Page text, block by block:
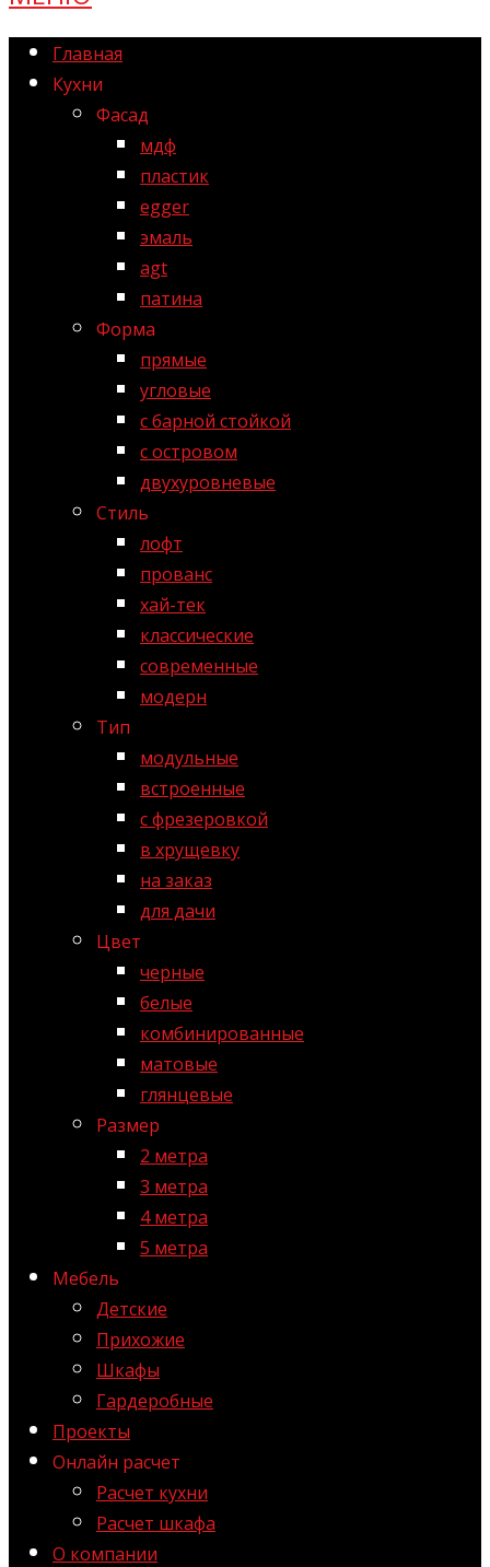
Главная
Кухни
Фасад
мдф
пластик
egger
эмаль
agt
патина
Форма
прямые
угловые
с барной стойкой
с островом
двухуровневые
Стиль
лофт
прованс
хай-тек
классические
современные
модерн
Тип
модульные
встроенные
с фрезеровкой
в хрущевку
на заказ
для дачи
Цвет
черные
белые
комбинированные
матовые
глянцевые
Размер
2 метра
3 метра
4 метра
5 метра
Мебель
Детские
Прихожие
Шкафы
Гардеробные
Проекты
Онлайн расчет
Расчет кухни
Расчет шкафа
О компании